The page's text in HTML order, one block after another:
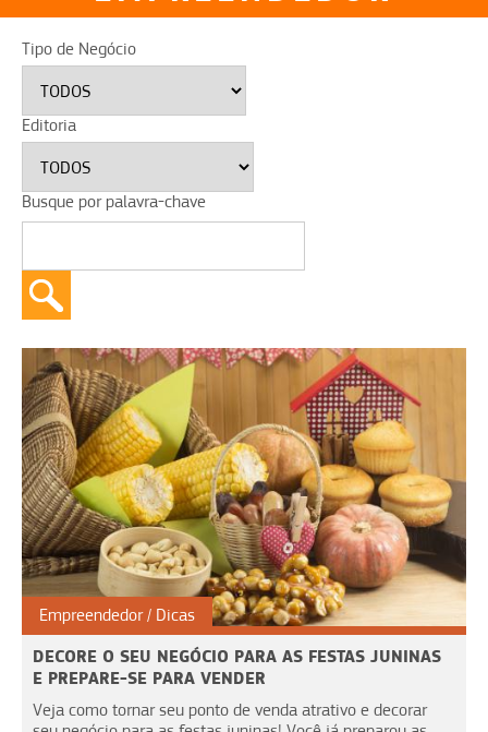
Tipo de Negócio
Editoria
Busque por palavra-chave
Empreendedor Dicas
DECORE O SEU NEGÓCIO PARA AS FESTAS JUNINAS
E PREPARE-SE PARA VENDER
Veja como tornar seu ponto de venda atrativo e decorar